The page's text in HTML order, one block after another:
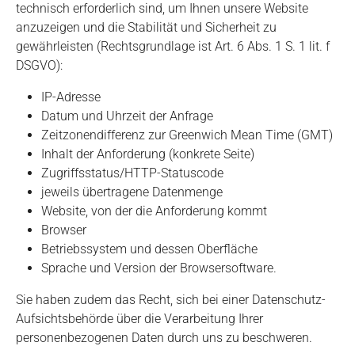
technisch erforderlich sind, um Ihnen unsere Website
anzuzeigen und die Stabilität und Sicherheit zu
gewährleisten (Rechtsgrundlage ist Art. 6 Abs. 1 S. 1 lit. f
DSGVO):
IP-Adresse
Datum und Uhrzeit der Anfrage
Zeitzonendifferenz zur Greenwich Mean Time (GMT)
Inhalt der Anforderung (konkrete Seite)
Zugriffsstatus/HTTP-Statuscode
jeweils übertragene Datenmenge
Website, von der die Anforderung kommt
Browser
Betriebssystem und dessen Oberfläche
Sprache und Version der Browsersoftware.
Sie haben zudem das Recht, sich bei einer Datenschutz-
Aufsichtsbehörde über die Verarbeitung Ihrer
personenbezogenen Daten durch uns zu beschweren.